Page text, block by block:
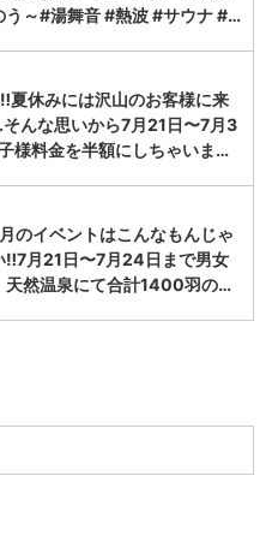
う～#湯舞音 #熱波 #サウナ #…
夏休みには沢山のお客様に来
んな思いから7月21日〜7月3
様料金を半額にしちゃいま…
のイベントはこんなもんじゃ
‼️7月21日〜7月24日まで男女
天然温泉にて合計1400羽の…